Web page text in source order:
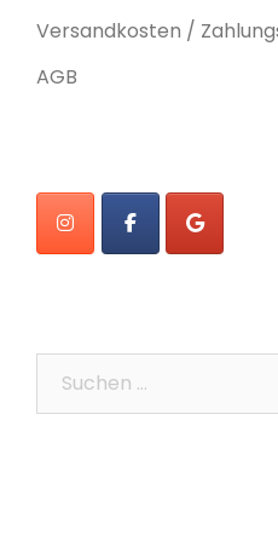
Versandkosten /
AGB
Suchen